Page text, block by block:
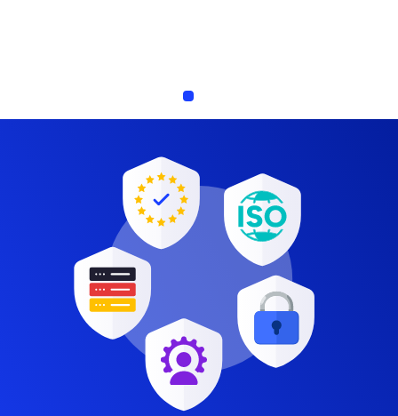
Slide